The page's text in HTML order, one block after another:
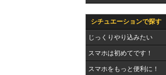
シチュエーションで探す
じっくりやり込みたい
スマホは初めてです！
スマホをもっと便利に！